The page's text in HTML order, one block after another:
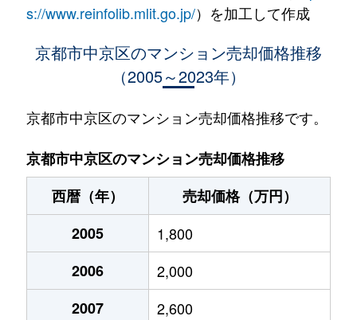
1,700万円
西ノ京春日町
2,000万円
円町
西ノ京春日町
2,300万円
円町
西ノ京春日町
1,500万円
円町
西ノ京春日町
2,000万円
西ノ京上平町
4,200万円
西ノ京小堀池町
1,900万円
s://www.reinfolib.mlit.go.jp/）を加工して作成
京都市中京区のマンション売却価格推移
（2005～2023年）
京都市中京区のマンション売却価格推移です。
京都市中京区のマンション売却価格推移
西暦（年）
売却価格（万円）
2005
1,800
2006
2,000
2007
2,600